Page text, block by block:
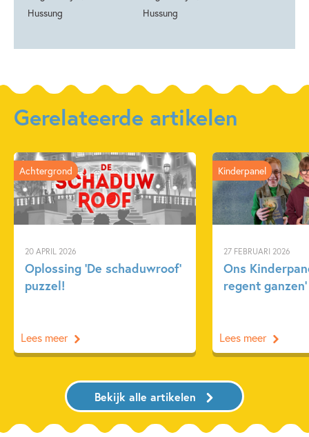
Hussung
Hussung
Gerelateerde artikelen
20 APRIL 2026
Oplossing ‘De schaduwroof’
puzzel!
Achtergrond
Lees meer
27 FEBRUARI 2026
Ons
regent ganzen’
Kinderpanel
Lees meer
Bekijk alle artikelen